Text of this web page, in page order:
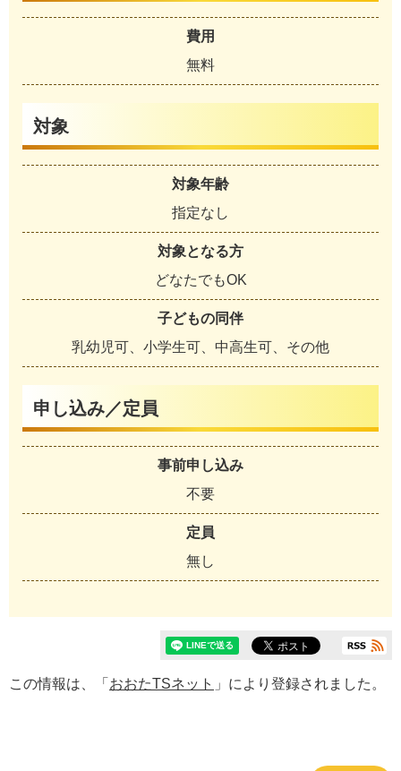
費用
無料
対象
対象年齢
指定なし
対象となる方
どなたでもOK
子どもの同伴
乳幼児可、小学生可、中高生可、その他
申し込み／定員
事前申し込み
不要
定員
無し
この情報は、「 おおたTSネット 」により登録されました。